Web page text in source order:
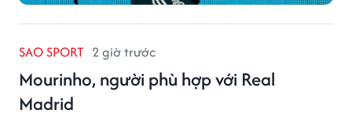
SAO SPORT 2 giờ trước
Mourinho, người phù hợp với Real
Madrid